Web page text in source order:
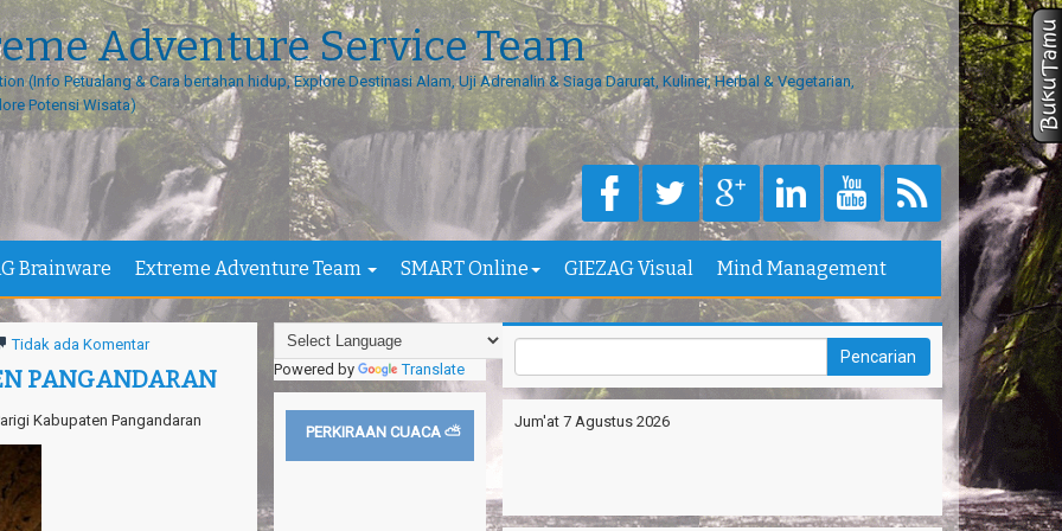
Adventure Service Team
(Info Petualang & Cara bertahan hidup, Explore Destinasi Alam, Uji Adrenalin & Siaga Darurat, Kuliner, Herbal & Vegetarian,
Potensi Wisata)
Brainware Extreme Adventure Team SMART Online GIEZAG Visual Mind Management
Tidak ada Komentar
PANGANDARAN
Kabupaten Pangandaran
Powered by Translate
PERKIRAAN CUACA ⛅
Jum'at 7 Agustus 2026